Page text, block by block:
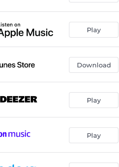
bądź 02:04
śpisz 05:34
the Siren 07:47
lulaj maleńka dziecino 03:07
moja (Sukotherapy) 04:12
03:59
Pretty Little Horses 13:29
Play
Download
Play
Play